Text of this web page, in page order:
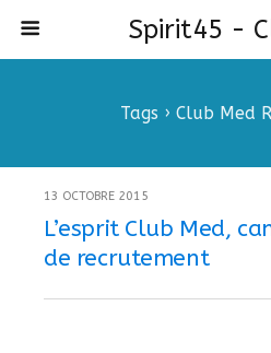
Spirit45 -
Tags › Club Med
13 OCTOBRE 2015
L’esprit Club Med,
de recrutement